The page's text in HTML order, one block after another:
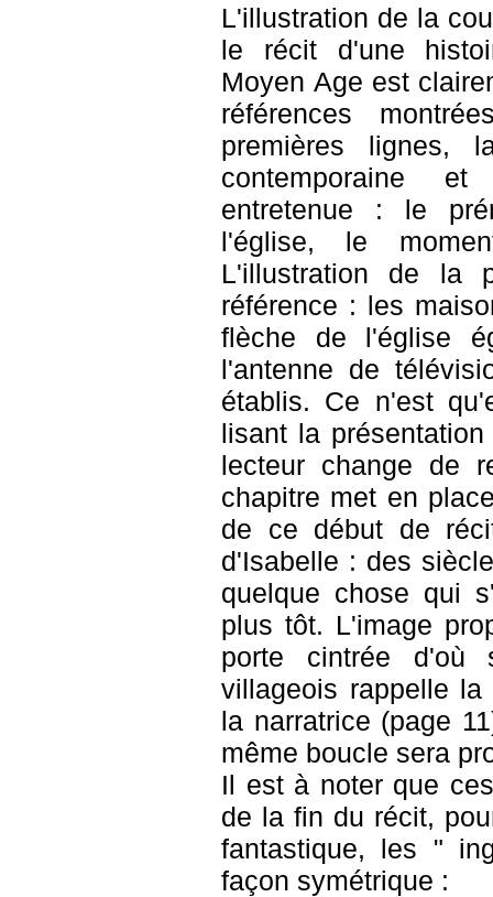
L'illustration de la
le récit d'une
Moyen Age est
références
premières lignes,
contemporaine
entretenue : le
l'église, le
L'illustration de la
référence : les
flèche de l'église
l'antenne de
établis. Ce n'est
lisant la
lecteur change de
chapitre met en
de ce début de
d'Isabelle : des
quelque chose qui
plus tôt. L'image
porte cintrée d'où
villageois rappelle
la narratrice (page
même boucle sera
Il est à noter que
de la fin du récit,
fantastique, les "
façon symétrique :